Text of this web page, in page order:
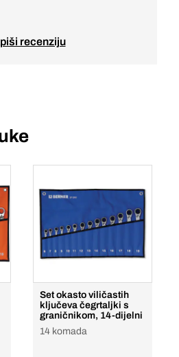
recenziju
Set okasto viličastih
ključeva čegrtaljki s
graničnikom, 14-dijelni
14 komada